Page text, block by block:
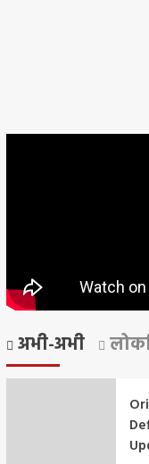
अभी-अभी